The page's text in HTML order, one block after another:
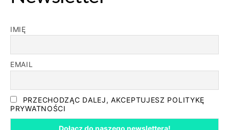
IMIĘ
EMAIL
PRZECHODZĄC DALEJ, AKCEPTUJESZ POLITYKĘ
PRYWATNOŚCI